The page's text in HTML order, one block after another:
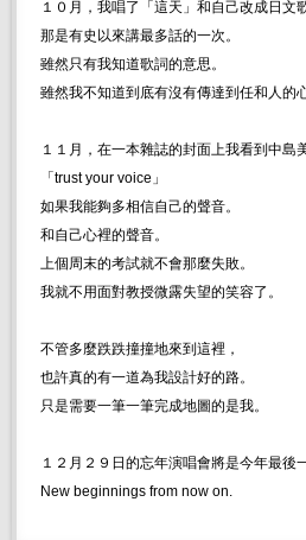
１０月，我唱了「這天」和自己改成日文
那是有史以來講最多話的一次。
雖然只有我知道歌詞的意思。
雖然我不知道到底有沒有傳達到任和人的
１１月，在一本雜誌的封面上我看到中島
「trust your voice」
如果我能夠多相信自己的聲音。
和自己心裡的聲音。
上個周末的考試就不會那麼失敗。
我就不用面對教授微露失望的笑容了。
不管多麼跌跌撞撞地來到這裡，
也許真的有一道為我設計好的路。
只是需要一筆一筆完成地圖的是我。
１２月２９日的忘年演唱會將是今年最後
New beginnings from now on.